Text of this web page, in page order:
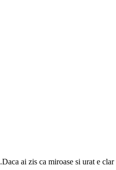
ai zis ca miroase si urat e